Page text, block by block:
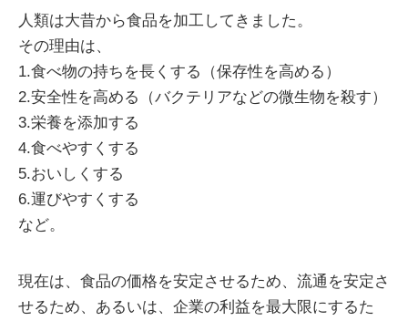
人類は大昔から食品を加工してきました。
その理由は、
1.食べ物の持ちを長くする（保存性を高める）
2.安全性を高める（バクテリアなどの微生物を殺す）
3.栄養を添加する
4.食べやすくする
5.おいしくする
6.運びやすくする
など。
現在は、食品の価格を安定させるため、流通を安定さ
せるため、あるいは、企業の利益を最大限にするた